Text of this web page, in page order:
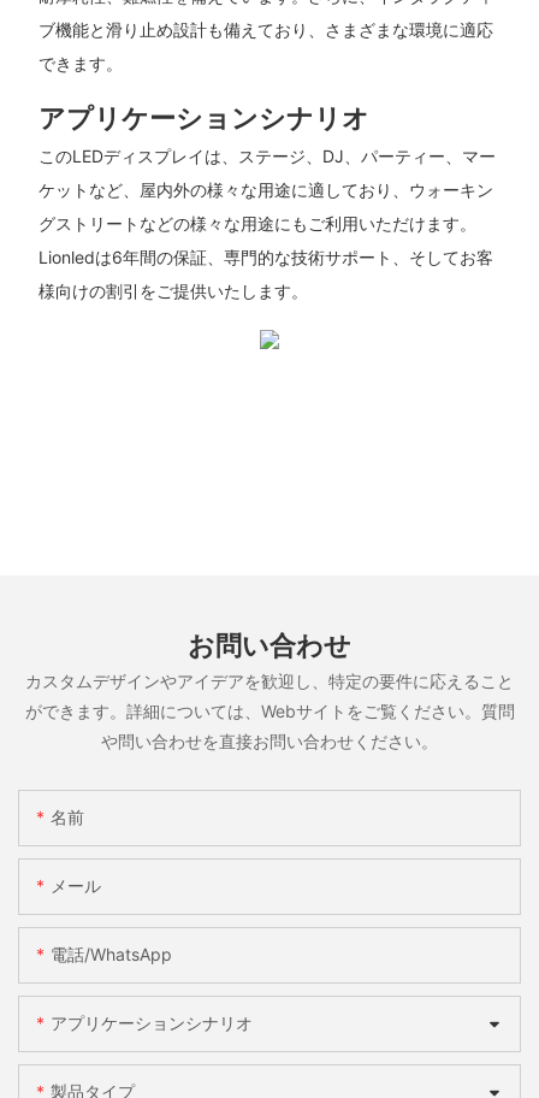
ブ機能と滑り止め設計も備えており、さまざまな環境に適応
できます。
アプリケーションシナリオ
このLEDディスプレイは、ステージ、DJ、パーティー、マー
ケットなど、屋内外の様々な用途に適しており、ウォーキン
グストリートなどの様々な用途にもご利用いただけます。
Lionledは6年間の保証、専門的な技術サポート、そしてお客
様向けの割引をご提供いたします。
お問い合わせ
カスタムデザインやアイデアを歓迎し、特定の要件に応えること
ができます。詳細については、Webサイトをご覧ください。質問
や問い合わせを直接お問い合わせください。
名前
メール
電話/WhatsApp
アプリケーションシナリオ
製品タイプ